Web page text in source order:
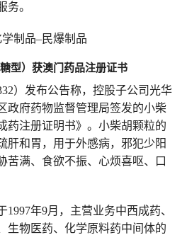
务。
制品–民爆制品
型） 获澳门药品注册证书
）发布公告称，控股子公司光华
政府药物监督管理局签发的小柴
药注册证明书》。小柴胡颗粒的
肝和胃，用于外感病，邪犯少阳
苦满、食欲不振、心烦喜呕、口
年9月，主营业务中西成药、
生物医药、化学原料药中间体的